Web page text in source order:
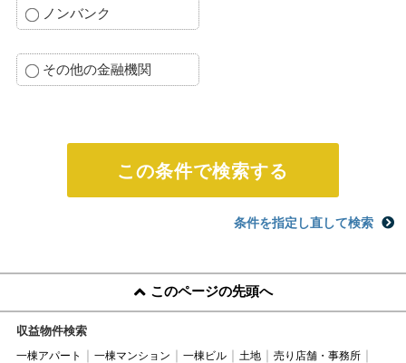
ノンバンク
その他の金融機関
条件を指定し直して検索
このページの先頭へ
収益物件検索
一棟アパート 一棟マンション 一棟ビル 土地
売り店舗・事務所